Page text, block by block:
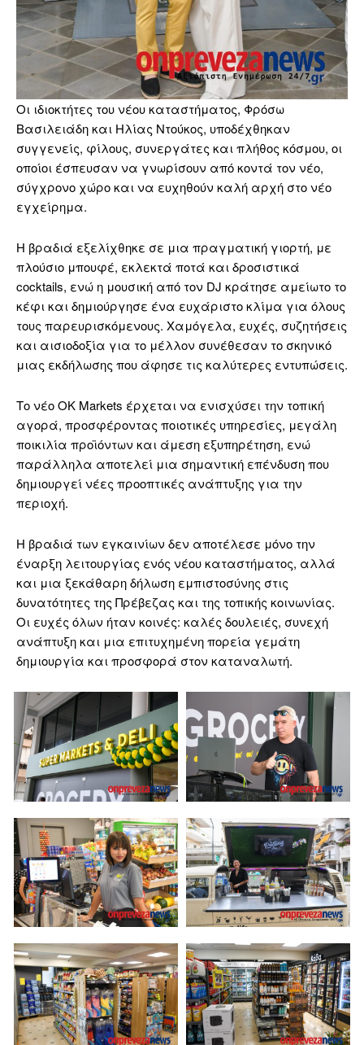
Οι ιδιοκτήτες του νέου καταστήματος, Φρόσω
Βασιλειάδη και Ηλίας Ντούκος, υποδέχθηκαν
συγγενείς, φίλους, συνεργάτες και πλήθος κόσμου, οι
οποίοι έσπευσαν να γνωρίσουν από κοντά τον νέο,
σύγχρονο χώρο και να ευχηθούν καλή αρχή στο νέο
εγχείρημα.
Η βραδιά εξελίχθηκε σε μια πραγματική γιορτή, με
πλούσιο μπουφέ, εκλεκτά ποτά και δροσιστικά
cocktails, ενώ η μουσική από τον DJ κράτησε αμείωτο το
κέφι και δημιούργησε ένα ευχάριστο κλίμα για όλους
τους παρευρισκόμενους. Χαμόγελα, ευχές, συζητήσεις
και αισιοδοξία για το μέλλον συνέθεσαν το σκηνικό
μιας εκδήλωσης που άφησε τις καλύτερες εντυπώσεις.
Το νέο OK Markets έρχεται να ενισχύσει την τοπική
αγορά, προσφέροντας ποιοτικές υπηρεσίες, μεγάλη
ποικιλία προϊόντων και άμεση εξυπηρέτηση, ενώ
παράλληλα αποτελεί μια σημαντική επένδυση που
δημιουργεί νέες προοπτικές ανάπτυξης για την
περιοχή.
Η βραδιά των εγκαινίων δεν αποτέλεσε μόνο την
έναρξη λειτουργίας ενός νέου καταστήματος, αλλά
και μια ξεκάθαρη δήλωση εμπιστοσύνης στις
δυνατότητες της Πρέβεζας και της τοπικής κοινωνίας.
Οι ευχές όλων ήταν κοινές: καλές δουλειές, συνεχή
ανάπτυξη και μια επιτυχημένη πορεία γεμάτη
δημιουργία και προσφορά στον καταναλωτή.